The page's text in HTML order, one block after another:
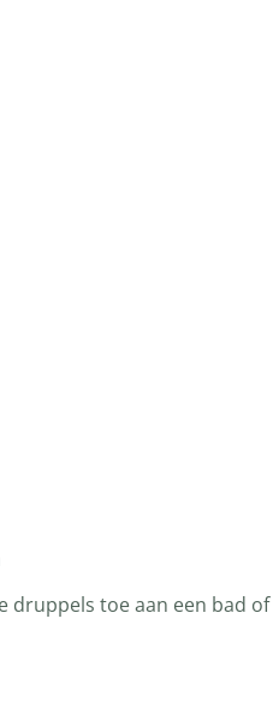
toe aan een bad of